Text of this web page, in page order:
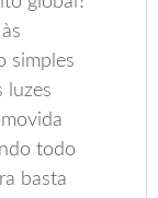
simples
luzes
todo
basta